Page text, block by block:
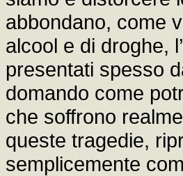
abbondano, come
alcool e di droghe,
presentati spesso
domando come
che soffrono
queste tragedie,
semplicemente